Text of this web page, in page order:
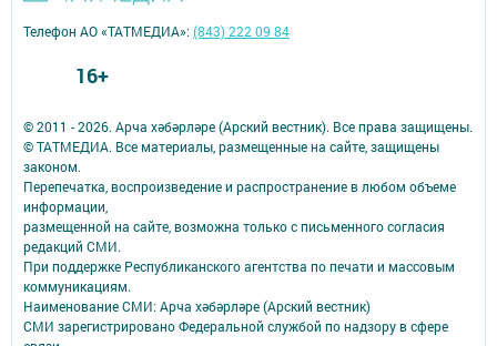
© 2011 - 2026. Арча хәбәрләре (Арский вестник). Все права защищены.
© ТАТМЕДИА. Все материалы, размещенные на сайте, защищены
законом.
Перепечатка, воспроизведение и распространение в любом объеме
информации,
размещенной на сайте, возможна только с письменного согласия
редакций СМИ.
При поддержке Республиканского агентства по печати и массовым
коммуникациям.
Наименование СМИ: Арча хәбәрләре (Арский вестник)
СМИ зарегистрировано Федеральной службой по надзору в сфере
Телефон АО «ТАТМЕДИА»:(843) 222 09 84
16+